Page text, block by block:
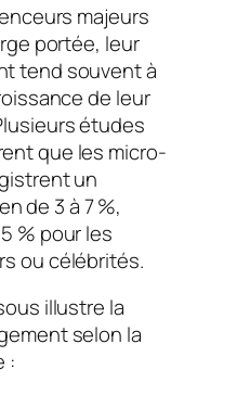
majeurs
portée, leur
tend souvent à
de leur
études
que les micro-
un
de 3 à 7 %,
% pour les
ou célébrités.
illustre la
selon la
: